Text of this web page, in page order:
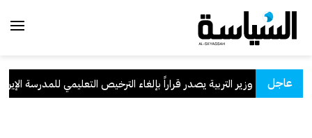
عاجل وزير التربية يصدر قراراً بإلغاء الترخيص التعليمي للمدرسة